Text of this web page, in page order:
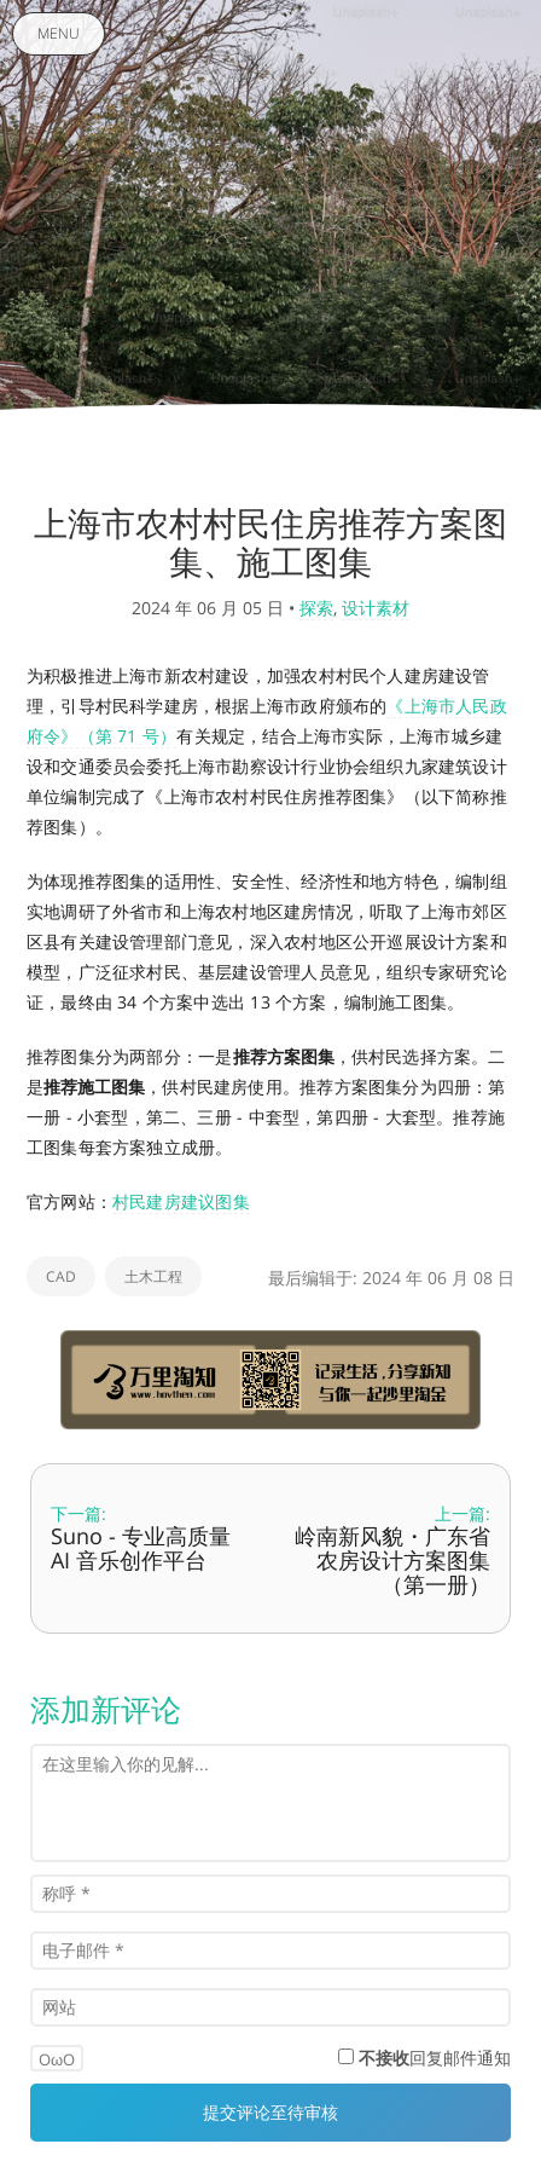
MENU
上海市农村村民住房推荐方案图
集、施工图集
2024 年 06 月 05 日 • 探索, 设计素材
为积极推进上海市新农村建设，加强农村村民个人建房建设管
理，引导村民科学建房，根据上海市政府颁布的 《上海市人民政
府令》（第 71 号）有关规定，结合上海市实际，上海市城乡建
设和交通委员会委托上海市勘察设计行业协会组织九家建筑设计
单位编制完成了《上海市农村村民住房推荐图集》（以下简称推
荐图集）。
为体现推荐图集的适用性、安全性、经济性和地方特色，编制组
实地调研了外省市和上海农村地区建房情况，听取了上海市郊区
区县有关建设管理部门意见，深入农村地区公开巡展设计方案和
模型，广泛征求村民、基层建设管理人员意见，组织专家研究论
证，最终由 34 个方案中选出 13 个方案，编制施工图集。
推荐图集分为两部分：一是推荐方案图集，供村民选择方案。二
是推荐施工图集 ，供村民建房使用。推荐方案图集分为四册：第
一册 - 小套型，第二、三册 - 中套型，第四册 - 大套型。推荐施
工图集每套方案独立成册。
官方网站：村民建房建议图集
CAD 土木工程 最后编辑于: 2024 年 06 月 08 日
下一篇:
Suno - 专业高质量
AI 音乐创作平台
上一篇:
岭南新风貌・广东省
农房设计方案图集
（第一册）
添加新评论
OωO 不接收回复邮件通知